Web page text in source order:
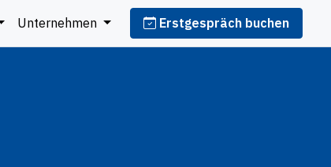
Unternehmen Erstgespräch buchen